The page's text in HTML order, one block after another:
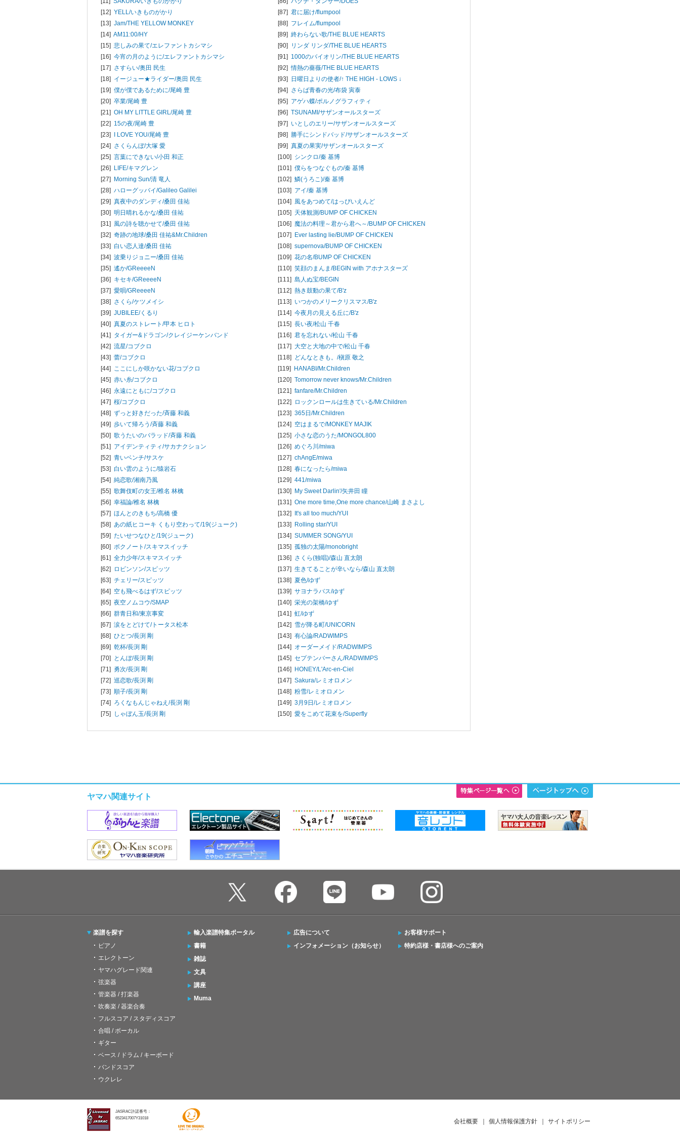
[12] YELL/いきものがかり
[13] Jam/THE YELLOW MONKEY
[14] AM11:00/HY
[15] 悲しみの果て/エレファントカシマシ
[16] 今宵の月のように/エレファントカシマシ
[17] さすらい/奥田 民生
[18] イージュー★ライダー/奥田 民生
[19] 僕が僕であるために/尾崎 豊
[20] 卒業/尾崎 豊
[21] OH MY LITTLE GIRL/尾崎 豊
[22] 15の夜/尾崎 豊
[23] I LOVE YOU/尾崎 豊
[24] さくらんぼ/大塚 愛
[25] 言葉にできない/小田 和正
[26] LIFE/キマグレン
[27] Morning Sun/清 竜人
[28] ハローグッバイ/Galileo Galilei
[29] 真夜中のダンディ/桑田 佳祐
[30] 明日晴れるかな/桑田 佳祐
[31] 風の詩を聴かせて/桑田 佳祐
[32] 奇跡の地球/桑田 佳祐&Mr.Children
[33] 白い恋人達/桑田 佳祐
[34] 波乗りジョニー/桑田 佳祐
[35] 遙か/GReeeeN
[36] キセキ/GReeeeN
[37] 愛唄/GReeeeN
[38] さくら/ケツメイシ
[39] JUBILEE/くるり
[40] 真夏のストレート/甲本 ヒロト
[41] タイガー&ドラゴン/クレイジーケンバンド
[42] 流星/コブクロ
[43] 蕾/コブクロ
[44] ここにしか咲かない花/コブクロ
[45] 赤い糸/コブクロ
[46] 永遠にともに/コブクロ
[47] 桜/コブクロ
[48] ずっと好きだった/斉藤 和義
[49] 歩いて帰ろう/斉藤 和義
[50] 歌うたいのバラッド/斉藤 和義
[51] アイデンティティ/サカナクション
[52] 青いベンチ/サスケ
[53] 白い雲のように/猿岩石
[54] 純恋歌/湘南乃風
[55] 歌舞伎町の女王/椎名 林檎
[56] 幸福論/椎名 林檎
[57] ほんとのきもち/高橋 優
[58] あの紙ヒコーキ くもり空わって/19(ジューク)
[59] たいせつなひと/19(ジューク)
[60] ボクノート/スキマスイッチ
[61] 全力少年/スキマスイッチ
[62] ロビンソン/スピッツ
[63] チェリー/スピッツ
[64] 空も飛べるはず/スピッツ
[65] 夜空ノムコウ/SMAP
[66] 群青日和/東京事変
[67] 涙をとどけて/トータス松本
[68] ひとつ/長渕 剛
[69] 乾杯/長渕 剛
[70] とんぼ/長渕 剛
[71] 勇次/長渕 剛
[72] 巡恋歌/長渕 剛
[73] 順子/長渕 剛
[74] ろくなもんじゃねえ/長渕 剛
[75] しゃぼん玉/長渕 剛
[87] 君に届け/flumpool
[88] フレイム/flumpool
[89] 終わらない歌/THE BLUE HEARTS
[90] リンダ リンダ/THE BLUE HEARTS
[91] 1000のバイオリン/THE BLUE HEARTS
[92]情熱の薔薇/THE BLUE HEARTS
[93] 日曜日よりの使者/↑ THE HIGH - LOWS ↓
[94] さらば青春の光/布袋 寅泰
[95] アゲハ蝶/ポルノグラフィティ
[96] TSUNAMI/サザンオールスターズ
[97] いとしのエリー/サザンオールスターズ
[98] 勝手にシンドバッド/サザンオールスターズ
[99] 真夏の果実/サザンオールスターズ
[100] シンクロ/秦 基博
[101] 僕らをつなぐもの/秦 基博
[102] 鱗(うろこ)/秦 基博
[103] アイ/秦 基博
[104] 風をあつめて/はっぴいえんど
[105] 天体観測/BUMP OF CHICKEN
[106] 魔法の料理～君から君へ～/BUMP OF CHICKEN
[107] Ever lasting lie/BUMP OF CHICKEN
[108] supernova/BUMP OF CHICKEN
[109] 花の名/BUMP OF CHICKEN
[110] 笑顔のまんま/BEGIN with アホナスターズ
[111] 島人ぬ宝/BEGIN
[112] 熱き鼓動の果て/B'z
[113] いつかのメリークリスマス/B'z
[114] 今夜月の見える丘に/B'z
[115] 長い夜/松山 千春
[116] 君を忘れない/松山 千春
[117] 大空と大地の中で/松山 千春
[118] どんなときも。/槇原 敬之
[119] HANABI/Mr.Children
[120] Tomorrow never knows/Mr.Children
[121] fanfare/Mr.Children
[122] ロックンロールは生きている/Mr.Children
[123] 365日/Mr.Children
[124] 空はまるで/MONKEY MAJIK
[125] 小さな恋のうた/MONGOL800
[126] めぐろ川/miwa
[127] chAngE/miwa
[128] 春になったら/miwa
[129] 441/miwa
[130] My Sweet Darlin'/矢井田 瞳
[131] One more time,One more chance/山崎 まさよし
[132] It's all too much/YUI
[133] Rolling star/YUI
[134] SUMMER SONG/YUI
[135] 孤独の太陽/monobright
[136] さくら(独唱)/森山 直太朗
[137] 生きてることが辛いなら/森山 直太朗
[138] 夏色/ゆず
[139] サヨナラバス/ゆず
[140] 栄光の架橋/ゆず
[141] 虹/ゆず
[142] 雪が降る町/UNICORN
[143] 有心論/RADWIMPS
[144] オーダーメイド/RADWIMPS
[145] セプテンバーさん/RADWIMPS
[146] HONEY/L'Arc-en-Ciel
[147] Sakura/レミオロメン
[148] 粉雪/レミオロメン
[149] 3月9日/レミオロメン
[150] 愛をこめて花束を/Superfly
ヤマハ関連サイト
楽譜を探す
ピアノ
エレクトーン
ヤマハグレード関連
弦楽器
管楽器 / 打楽器
吹奏楽 / 器楽合奏
フルスコア / スタディスコア
合唱 / ボーカル
ギター
ベース / ドラム / キーボード
バンドスコア
ウクレレ
輸入楽譜特集ポータル
書籍
雑誌
文具
講座
Muma
広告について
インフォメーション（お知らせ）
お客様サポート
特約店様・書店様へのご案内
JASRAC許諾番号：
6523417007Y31018
会社概要 ｜ 個人情報保護方針 ｜ サイトポリシー